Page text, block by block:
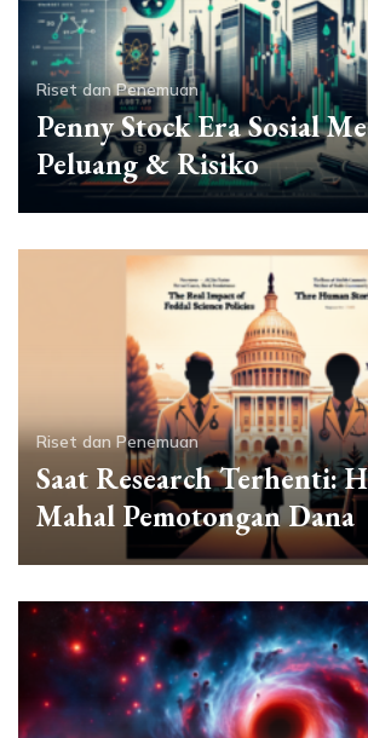
Riset dan Penemuan
Penny Stock Era Sosial
Peluang & Risiko
Riset dan Penemuan
Saat Research Terhenti:
Mahal Pemotongan Dana